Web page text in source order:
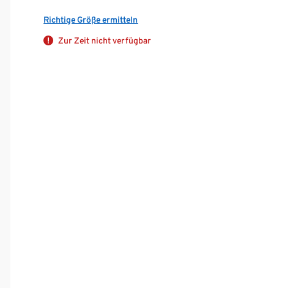
Richtige Größe ermitteln
Zur Zeit nicht verfügbar